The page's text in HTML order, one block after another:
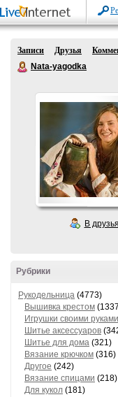
Записи Друзья
Nata-yagodka
В друзья
Рубрики
Рукодельница (4773)
Вышивка крестом
Игрушки своими руками
Шитье аксессуаров
Шитье для дома (321)
Вязание крючком (316)
Другое (242)
Вязание спицами (218)
Для кукол (181)